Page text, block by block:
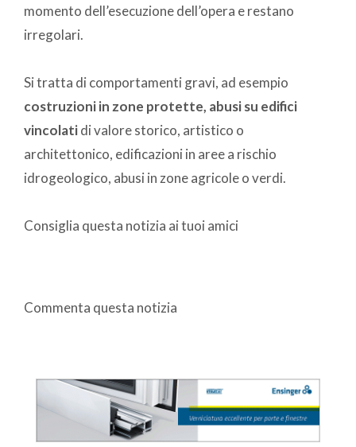
momento dell’esecuzione dell’opera e restano
irregolari.
Si tratta di comportamenti gravi, ad esempio
costruzioni in zone protette, abusi su edifici
vincolatidi valore storico, artistico o
architettonico, edificazioni in aree a rischio
idrogeologico, abusi in zone agricole o verdi.
Consiglia questa notizia ai tuoi amici
Commenta questa notizia